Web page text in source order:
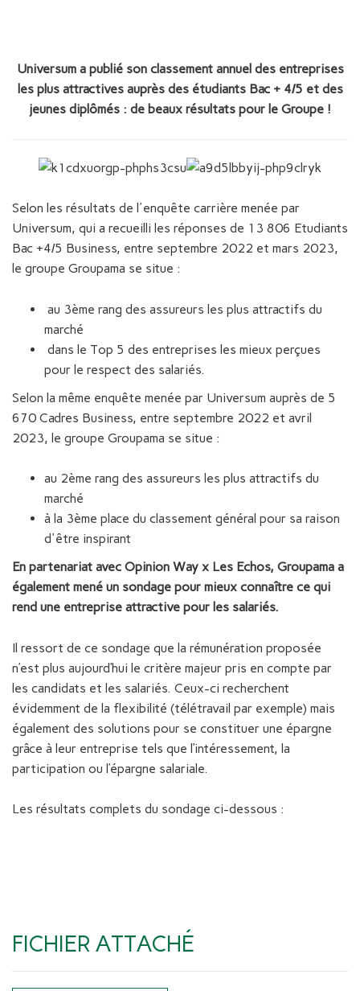
Universum a publié son classement annuel des entreprises
les plus attractives auprès des étudiants Bac + 4/5 et des
jeunes diplômés : de beaux résultats pour le Groupe !
Selon les résultats de l'enquête carrière menée par
Universum, qui a recueilli les réponses de 13 806 Etudiants
Bac +4/5 Business, entre septembre 2022 et mars 2023,
le groupe Groupama se situe :
au 3ème rang des assureurs les plus attractifs du
marché
dans le Top 5 des entreprises les mieux perçues
pour le respect des salariés.
Selon la même enquête menée par Universum auprès de 5
670 Cadres Business, entre septembre 2022 et avril
2023, le groupe Groupama se situe :
au 2ème rang des assureurs les plus attractifs du
marché
à la 3ème place du classement général pour sa raison
d'être inspirant
En partenariat avec Opinion Way x Les Echos, Groupama a
également mené un sondage pour mieux connaître ce qui
rend une entreprise attractive pour les salariés.
Il ressort de ce sondage que la rémunération proposée
n’est plus aujourd’hui le critère majeur pris en compte par
les candidats et les salariés. Ceux-ci recherchent
évidemment de la flexibilité (télétravail par exemple) mais
également des solutions pour se constituer une épargne
grâce à leur entreprise tels que l’intéressement, la
participation ou l’épargne salariale.
Les résultats complets du sondage ci-dessous :
FICHIER ATTACHÉ